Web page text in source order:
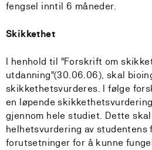
fengsel inntil 6 måneder.
Skikkethet
I henhold til "Forskrift om
utdanning"(30.06.06), skal
skikkethetsvurderes. I følge
en løpende
gjennom hele studiet. Dette
helhetsvurdering av studentens
forutsetninger for å kunne